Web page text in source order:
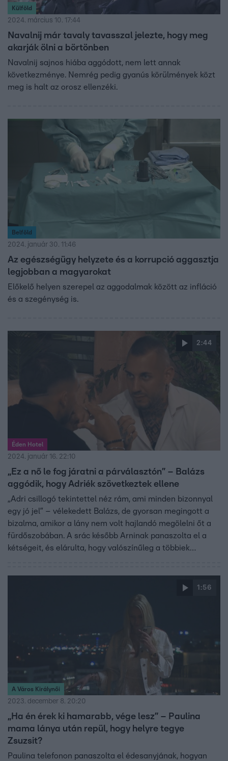
Külföld
2024. március 10. 17:44
Navalnij már tavaly tavasszal jelezte, hogy meg
akarják ölni a börtönben
Navalnij sajnos hiába aggódott, nem lett annak
következménye. Nemrég pedig gyanús körülmények közt
meg is halt az orosz ellenzéki.
Belföld
2024. január 30. 11:46
Az egészségügy helyzete és a korrupció aggasztja
legjobban a magyarokat
Előkelő helyen szerepel az aggodalmak között az infláció
és a szegénység is.
2:44
Éden Hotel
2024. január 16. 22:10
„Ez a nő le fog járatni a párválasztón” – Balázs
aggódik, hogy Adriék szövetkeztek ellene
„Adri csillogó tekintettel néz rám, ami minden bizonnyal
egy jó jel” – vélekedett Balázs, de gyorsan megingott a
bizalma, amikor a lány nem volt hajlandó megölelni őt a
fürdőszobában. A srác később Arninak panaszolta el a
kétségeit, és elárulta, hogy valószínűleg a többiek
eluralkodik a paranoia, de ígéretet tettek, hogy megvédik
egymást a következő Párválasztó ceremónián.
1:56
A Város Királynői
2023. december 8. 20:20
„Ha én érek ki hamarabb, vége lesz” – Paulina
mama lánya után repül, hogy helyre tegye
Zsuzsit?
Paulina telefonon panaszolta el édesanyjának, hogyan